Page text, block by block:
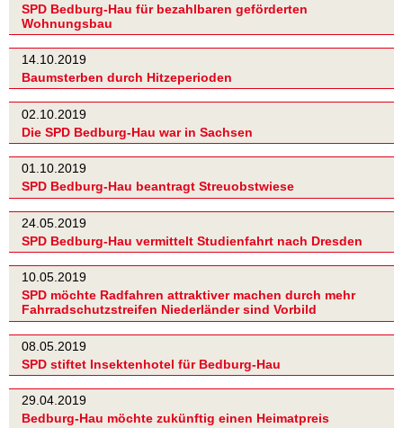
SPD Bedburg-Hau für bezahlbaren geförderten
Wohnungsbau
14.10.2019
Baumsterben durch Hitzeperioden
02.10.2019
Die SPD Bedburg-Hau war in Sachsen
01.10.2019
SPD Bedburg-Hau beantragt Streuobstwiese
24.05.2019
SPD Bedburg-Hau vermittelt Studienfahrt nach Dresden
10.05.2019
SPD möchte Radfahren attraktiver machen durch mehr
Fahrradschutzstreifen Niederländer sind Vorbild
08.05.2019
SPD stiftet Insektenhotel für Bedburg-Hau
29.04.2019
Bedburg-Hau möchte zukünftig einen Heimatpreis